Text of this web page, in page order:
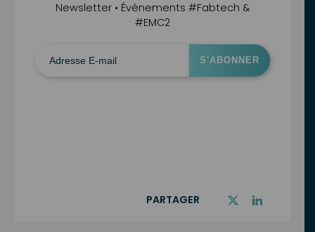
Newsletter • Événements #Fabtech &
#EMC2
PARTAGER